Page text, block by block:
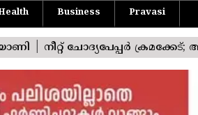
Business Pravasi